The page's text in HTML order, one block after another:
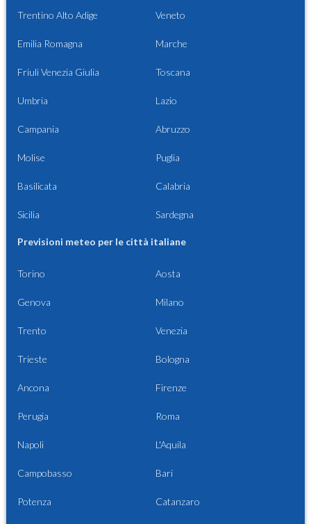
Trentino Alto Adige Veneto
Emilia Romagna Marche
Friuli Venezia Giulia Toscana
Umbria Lazio
Campania Abruzzo
Molise Puglia
Basilicata Calabria
Sicilia Sardegna
Previsioni meteo per le città italiane
Torino Aosta
Genova Milano
Trento Venezia
Trieste Bologna
Ancona Firenze
Perugia Roma
Napoli L'Aquila
Campobasso Bari
Potenza Catanzaro